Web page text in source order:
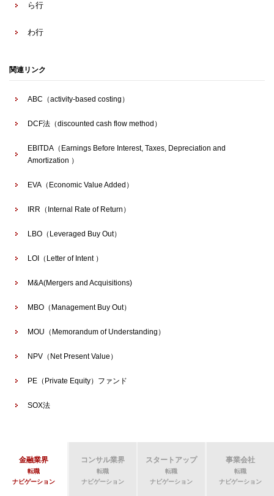
ら行
わ行
関連リンク
ABC（activity-based costing）
DCF法（discounted cash flow method）
EBITDA（Earnings Before Interest, Taxes, Depreciation and
Amortization ）
EVA（Economic Value Added）
IRR（Internal Rate of Return）
LBO（Leveraged Buy Out）
LOI（Letter of Intent ）
M&A(Mergers and Acquisitions)
MBO（Management Buy Out）
MOU（Memorandum of Understanding）
NPV（Net Present Value）
PE（Private Equity）ファンド
SOX法
金融業界
転職
ナビゲーション
コンサル業界
転職
ナビゲーション
スタートアップ
転職
ナビゲーション
事業会社
転職
ナビゲーション